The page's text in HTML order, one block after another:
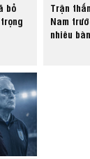
bỏ
Trận
Nam
nhiêu